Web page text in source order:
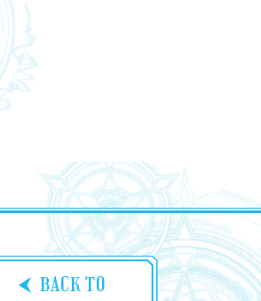
BACK TO